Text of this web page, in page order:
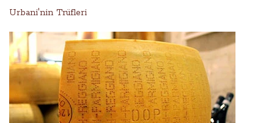
Urbani'nin Trüfleri